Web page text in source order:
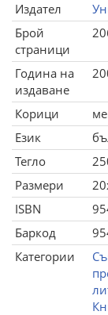
Издател
Брой
страници
Година на
издаване
Корици
Език
Тегло
Размери
ISBN
Баркод
Категории